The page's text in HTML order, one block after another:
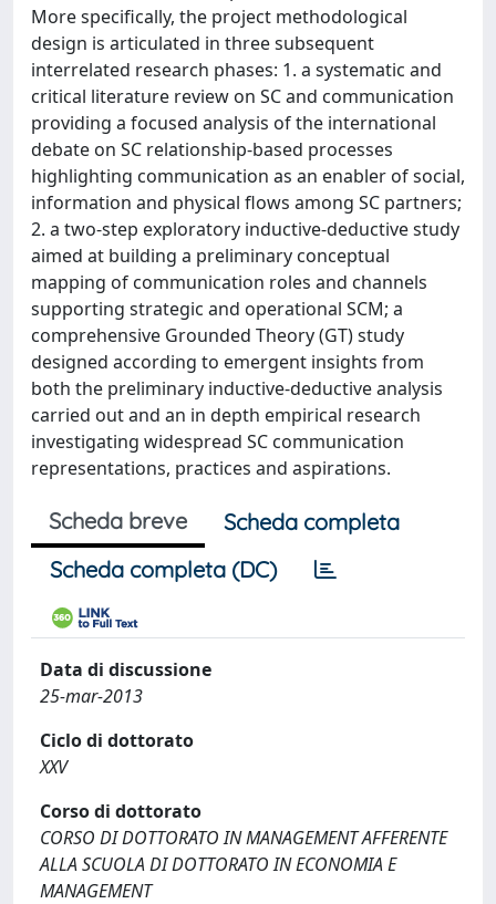
More specifically, the project methodological
design is articulated in three subsequent
interrelated research phases: 1. a systematic and
critical literature review on SC and communication
providing a focused analysis of the international
debate on SC relationship-based processes
highlighting communication as an enabler of social,
information and physical flows among SC partners;
2. a two-step exploratory inductive-deductive study
aimed at building a preliminary conceptual
mapping of communication roles and channels
supporting strategic and operational SCM; a
comprehensive Grounded Theory (GT) study
designed according to emergent insights from
both the preliminary inductive-deductive analysis
carried out and an in depth empirical research
investigating widespread SC communication
representations, practices and aspirations.
Scheda breve
Scheda completa
Scheda completa (DC)
Data di discussione
25-mar-2013
Ciclo di dottorato
XXV
Corso di dottorato
CORSO DI DOTTORATO IN MANAGEMENT AFFERENTE
ALLA SCUOLA DI DOTTORATO IN ECONOMIA E
MANAGEMENT